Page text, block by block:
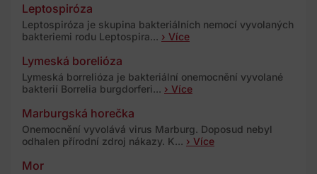
Leptospiróza
Leptospiróza je skupina bakteriálních nemocí vyvolaných
bakteriemi rodu Leptospira... › Více
Lymeská borelióza
Lymeská borrelióza je bakteriální onemocnění vyvolané
bakterií Borrelia burgdorferi... › Více
Marburgská horečka
Onemocnění vyvolává virus Marburg. Doposud nebyl
odhalen přírodní zdroj nákazy. K... › Více
Mor